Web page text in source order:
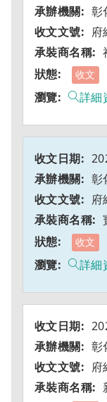
彰
府
收文
詳細
彰
府
收文
詳細
彰
府